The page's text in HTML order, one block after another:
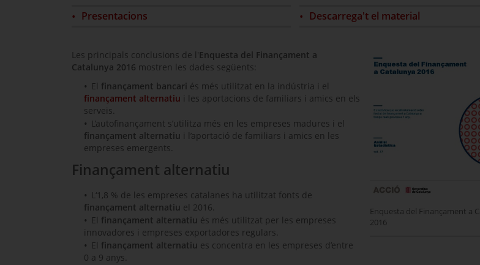
Presentacions Descarrega't el material
Enquesta del Finançament a
2016
Les principals conclusions de l'Enquesta del Finançament a
Catalunya 2016 mostren les dades següents:
El finançament bancari és més utilitzat en la indústria i el
finançament alternatiu i les aportacions de familiars i amics en els
serveis.
L’autofinançament s’utilitza més en les empreses madures i el
finançament alternatiu i l’aportació de familiars i amics en les
empreses emergents.
Finançament alternatiu
L‘1,8 % de les empreses catalanes ha utilitzat fonts de
finançament alternatiu el 2016.
El finançament alternatiu és més utilitzat per les empreses
innovadores i empreses exportadores regulars.
El finançament alternatiu es concentra en les empreses d’entre
0 a 9 anys.